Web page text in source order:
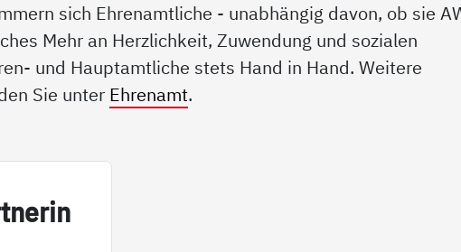
sich Ehrenamtliche - unabhängig davon, ob sie
Mehr an Herzlichkeit, Zuwendung und sozialen
und Hauptamtliche stets Hand in Hand. Weitere
Sie unter Ehrenamt.